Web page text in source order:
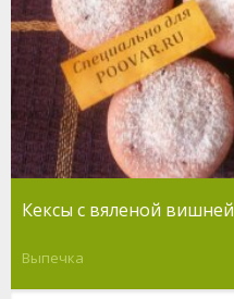
Кексы с вяленой вишней
Выпечка